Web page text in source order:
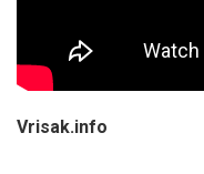
Vrisak.info